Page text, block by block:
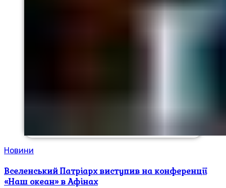
Новини
Вселенський Патріарх виступив на конференції
«Наш океан» в Афінах